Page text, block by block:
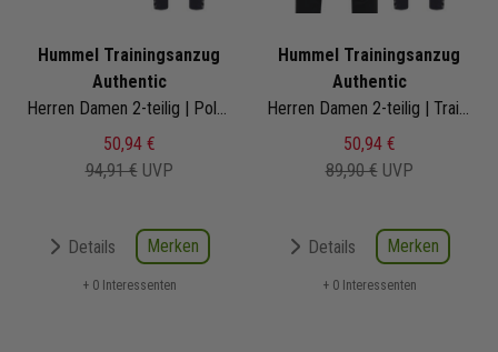
Hummel Trainingsanzug
Authentic
Herren Damen 2-teilig | Polyesterjacke Polyesterhose
50,94 €
94,91 € UVP
Details Merken
+ 0 Interessenten
Hummel Trainingsanzug
Authentic
Herren Damen 2-teilig | Trainingshose Polyesterhose | 219985-2001
50,94 €
89,90 € UVP
Details Merken
+ 0 Interessenten